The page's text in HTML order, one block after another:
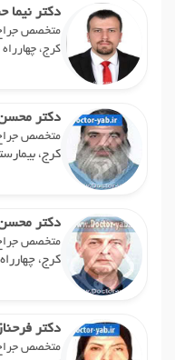
دکتر نیما
متخصص
کرج، چهارراه
دکتر
متخصص
کرج،
دکتر
متخصص
کرج،
دکتر
متخصص